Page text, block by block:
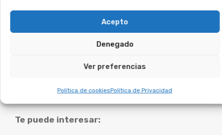
Acepto
Denegado
Ver preferencias
Política de cookiesPolítica de Privacidad
compromiso, y veremos si puedes reclamar.
Te puede interesar:
Te puede interesar: